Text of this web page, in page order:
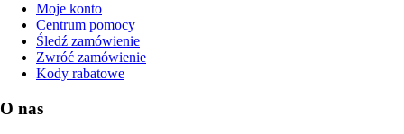
Moje konto
Centrum pomocy
Śledź zamówienie
Zwróć zamówienie
Kody rabatowe
O nas